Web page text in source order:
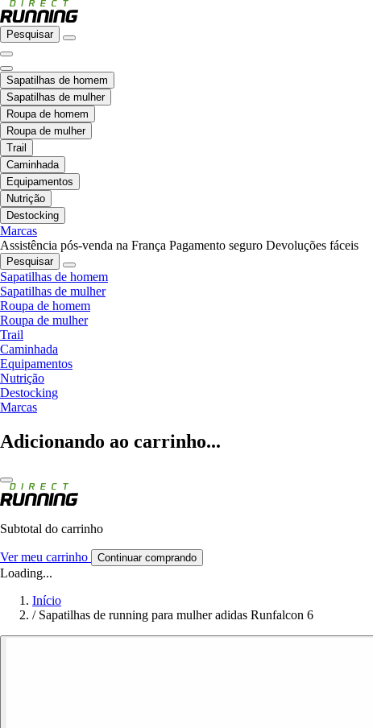
Pesquisar
Sapatilhas de homem
Sapatilhas de mulher
Roupa de homem
Roupa de mulher
Trail
Caminhada
Equipamentos
Nutrição
Destocking
Marcas
Assistência pós-venda na França Pagamento seguro Devoluções fáceis
Pesquisar
Sapatilhas de homem
Sapatilhas de mulher
Roupa de homem
Roupa de mulher
Trail
Caminhada
Equipamentos
Nutrição
Destocking
Marcas
Adicionando ao carrinho...
Subtotal do carrinho
Ver meu carrinho Continuar comprando
Loading...
Início
/ Sapatilhas de running para mulher adidas Runfalcon 6